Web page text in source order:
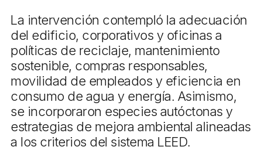
La intervención contempló la adecuación
del edificio, corporativos y oficinas a
políticas de reciclaje, mantenimiento
sostenible, compras responsables,
movilidad de empleados y eficiencia en
consumo de agua y energía. Asimismo,
se incorporaron especies autóctonas y
estrategias de mejora ambiental alineadas
a los criterios del sistema LEED.